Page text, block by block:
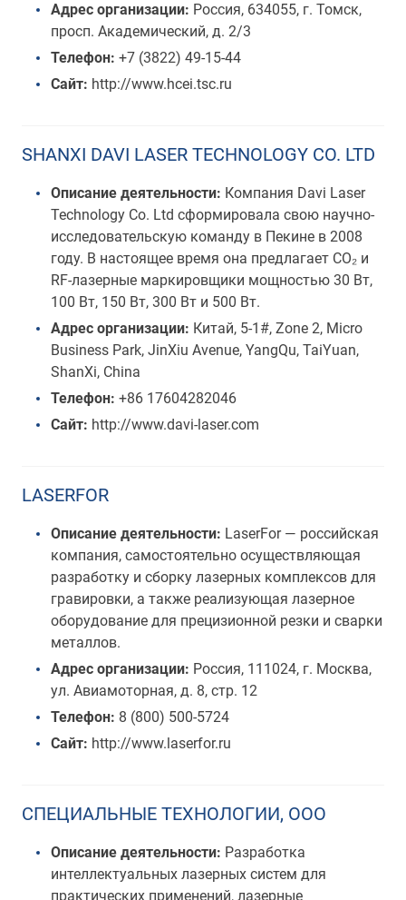
Адрес организации: Россия, 634055, г. Томск,
просп. Академический, д. 2/3
Телефон: +7 (3822) 49-15-44
Сайт: http://www.hcei.tsc.ru
SHANXI DAVI LASER TECHNOLOGY CO. LTD
Описание деятельности: Компания Davi Laser
Technology Co. Ltd сформировала свою научно-
исследовательскую команду в Пекине в 2008
году. В настоящее время она предлагает CO₂ и
RF-лазерные маркировщики мощностью 30 Вт,
100 Вт, 150 Вт, 300 Вт и 500 Вт.
Адрес организации: Китай, 5-1#, Zone 2, Micro
Business Park, JinXiu Avenue, YangQu, TaiYuan,
ShanXi, China
Телефон: +86 17604282046
Сайт: http://www.davi-laser.com
LASERFOR
Описание деятельности: LaserFor — российская
компания, самостоятельно осуществляющая
разработку и сборку лазерных комплексов для
гравировки, а также реализующая лазерное
оборудование для прецизионной резки и сварки
металлов.
Адрес организации: Россия, 111024, г. Москва,
ул. Авиамоторная, д. 8, стр. 12
Телефон: 8 (800) 500-5724
Сайт: http://www.laserfor.ru
СПЕЦИАЛЬНЫЕ ТЕХНОЛОГИИ, ООО
Описание деятельности: Разработка
интеллектуальных лазерных систем для
практических применений, лазерные